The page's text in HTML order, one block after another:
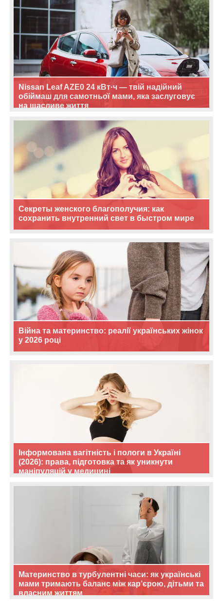
Nissan Leaf AZE0 24 кВт·ч — твій надійний
обіймаш для самотньої мами, яка заслуговує
на щасливе життя
Секреты женского благополучия: как
сохранить внутренний свет в быстром мире
Війна та материнство: реалії українських жінок
у 2026 році
Інформована вагітність і пологи в Україні
(2026): права, підготовка та як уникнути
маніпуляцій у медицині
Материнство в турбулентні часи: як українські
мами тримають баланс між кар’єрою, дітьми та
власним життям